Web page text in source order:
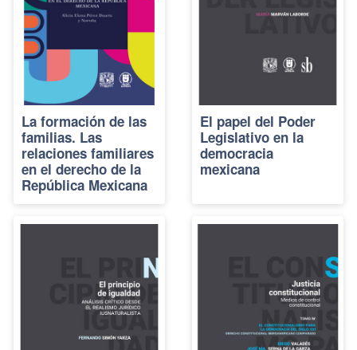
La formación de las
familias. Las
relaciones familiares
en el derecho de la
República Mexicana
El papel del Poder
Legislativo en la
democracia
mexicana